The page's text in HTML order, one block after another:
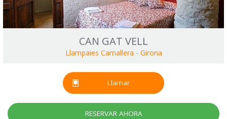
CAN GAT VELL
Llampaies Camallera - Girona
Llamar
RESERVAR AHORA